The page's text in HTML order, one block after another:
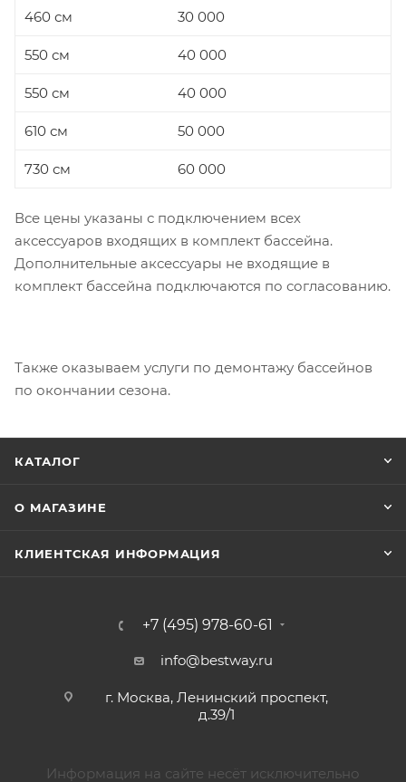
460 см 30 000
550 см 40 000
550 см 40 000
610 см 50 000
730 см 60 000
Все цены указаны с подключением всех
аксессуаров входящих в комплект бассейна.
Дополнительные аксессуары не входящие в
комплект бассейна подключаются по согласованию.
Также оказываем услуги по демонтажу бассейнов
по окончании сезона.
КАТАЛОГ
О МАГАЗИНЕ
КЛИЕНТСКАЯ ИНФОРМАЦИЯ
+7 (495) 978-60-61
info@bestway.ru
г. Москва, Ленинский проспект,
д.39/1
Информация на сайте несёт исключительно